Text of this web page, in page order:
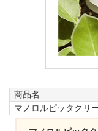
商品名
マノロルピッタクリ